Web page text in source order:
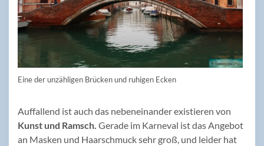
Eine der unzähligen Brücken und ruhigen Ecken
Auffallend ist auch das nebeneinander existieren von
Kunst und Ramsch. Gerade im Karneval ist das Angebot
an Masken und Haarschmuck sehr groß, und leider hat